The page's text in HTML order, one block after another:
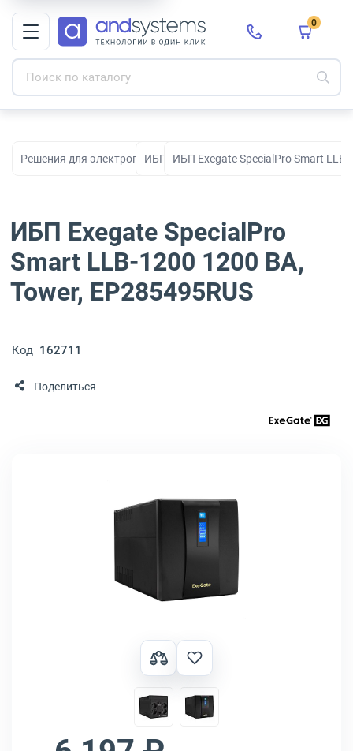
0
Решения для электропитания
ИБП ИБП Exegate SpecialPro Smart
ИБП Exegate SpecialPro
Smart LLB-1200 1200 ВА,
Tower, EP285495RUS
Код 162711
Поделиться